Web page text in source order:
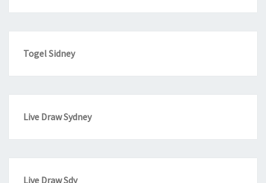
Togel Sidney
Live Draw Sydney
Live Draw Sdy